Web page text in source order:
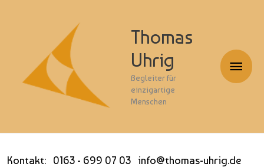
Thomas
Uhrig
Begleiter für
einzigartige
Menschen
Kontakt: 0163 - 699 07 03 info@thomas-uhrig.de